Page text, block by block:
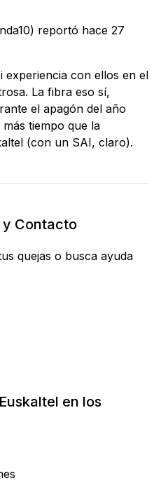
reportó hace 27
experiencia con ellos en el
La fibra eso sí,
el apagón del año
tiempo que la
(con un SAI, claro).
y Contacto
quejas o busca ayuda
en los